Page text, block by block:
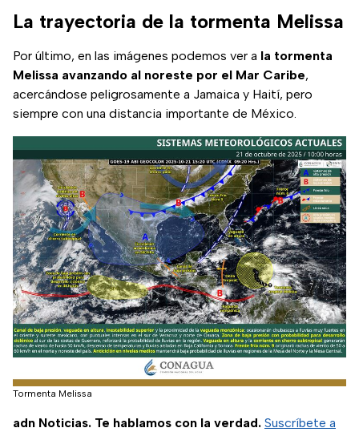
La trayectoria de la tormenta Melissa
Por último, en las imágenes podemos ver a la tormenta
Melissa avanzando al noreste por el Mar Caribe,
acercándose peligrosamente a Jamaica y Haití, pero
siempre con una distancia importante de México.
Tormenta Melissa
adn Noticias. Te hablamos con la verdad. Suscríbete a